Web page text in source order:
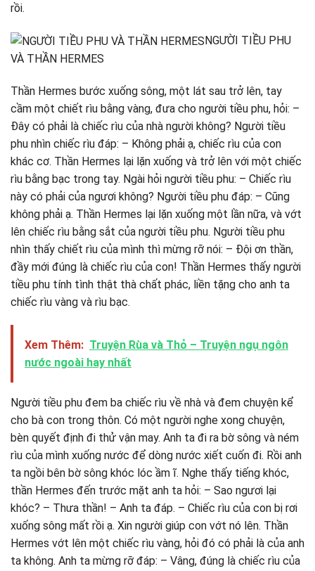
rồi.
NGƯỜI TIỀU PHU
VÀ THẦN HERMES
Thần Hermes bước xuống sông, một lát sau trở lên, tay
cầm một chiết rìu bằng vàng, đưa cho người tiều phu, hỏi: –
Đây có phải là chiếc rìu của nhà người không? Người tiều
phu nhìn chiếc rìu đáp: – Không phải ạ, chiếc rìu của con
khác cơ. Thần Hermes lại lặn xuống và trở lên với một chiếc
rìu bằng bạc trong tay. Ngài hỏi người tiều phu: – Chiếc rìu
này có phải của ngươi không? Người tiều phu đáp: – Cũng
không phải ạ. Thần Hermes lại lặn xuống một lần nữa, và vớt
lên chiếc rìu bằng sắt của người tiều phu. Người tiều phu
nhìn thấy chiết rìu của mình thì mừng rỡ nói: – Đội ơn thần,
đầy mới đúng là chiếc rìu của con! Thần Hermes thấy người
tiều phu tính tình thật thà chất phác, liền tặng cho anh ta
chiếc rìu vàng và rìu bạc.
Xem Thêm: Truyện Rùa và Thỏ – Truyện ngụ ngôn
nước ngoài hay nhất
Người tiều phu đem ba chiếc rìu về nhà và đem chuyện kể
cho bà con trong thôn. Có một người nghe xong chuyện,
bèn quyết định đi thử vận may. Anh ta đi ra bờ sông và ném
rìu của mình xuống nước để dòng nước xiết cuốn đi. Rồi anh
ta ngồi bên bờ sông khóc lóc ầm ĩ. Nghe thấy tiếng khóc,
thần Hermes đến trước mặt anh ta hỏi: – Sao ngươi lại
khóc? – Thưa thần! – Anh ta đáp. – Chiếc rìu của con bị rơi
xuống sông mất rồi ạ. Xin người giúp con vớt nó lên. Thần
Hermes vớt lên một chiếc rìu vàng, hỏi đó có phải là của anh
ta không. Anh ta mừng rỡ đáp: – Vâng, đúng là chiếc rìu của